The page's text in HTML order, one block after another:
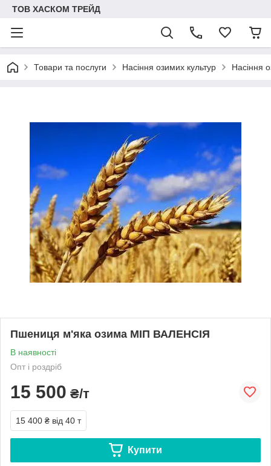
ТОВ ХАСКОМ ТРЕЙД
Товари та послуги Насіння озимих культур Насіння
Пшениця м'яка озима МІП ВАЛЕНСІЯ
В наявності
Опт і роздріб
15 500 ₴/т
15 400 ₴ від 40 т
Купити